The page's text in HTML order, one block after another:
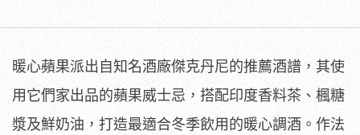
暖心蘋果派出自知名酒廠傑克丹尼的推薦酒譜，其使
用它們家出品的蘋果威士忌，搭配印度香料茶、楓糖
漿及鮮奶油，打造最適合冬季飲用的暖心調酒。作法